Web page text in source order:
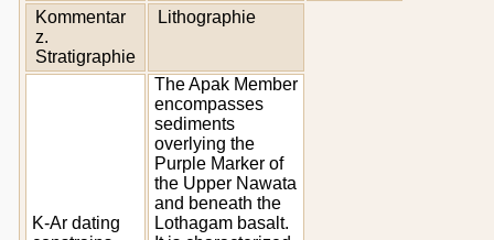
Kommentar
z.
Stratigraphie
Lithographie
K-Ar dating
The Apak Member
encompasses
sediments
overlying the
Purple Marker of
the Upper Nawata
and beneath the
Lothagam basalt.